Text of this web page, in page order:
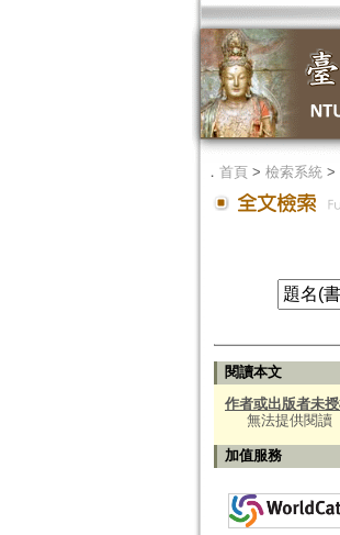
． 首頁> 檢索系統>
閱讀本文
作者或出版者未
無法提供閱讀
加值服務